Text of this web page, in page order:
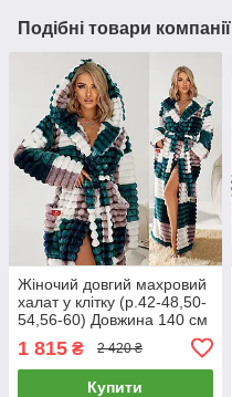
Подібні товари компанії
Жіночий довгий махровий
халат у клітку (р.42-48,50-
54,56-60) Довжина 140 см
1 815 ₴ 2 420 ₴
Купити